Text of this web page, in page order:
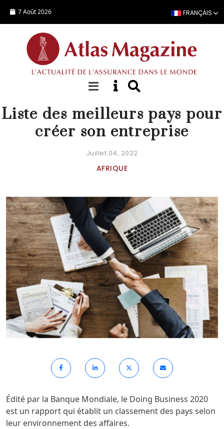
7 Août 2026 FRANÇAIS
DOSSIER SPÉCIAL
Liste des meilleurs pays pour
créer son entreprise
Juillet 04, 2022
AFRIQUE
Édité par la Banque Mondiale, le Doing Business 2020
est un rapport qui établit un classement des pays selon
leur environnement des affaires.